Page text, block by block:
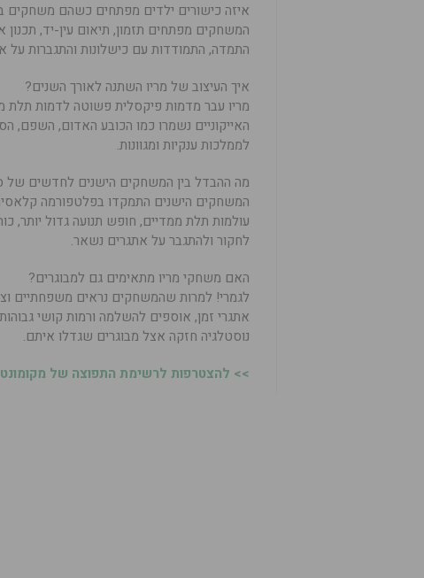
איזה כישורים ילדים מפתחים כשהם משחקים
המשחקים מפתחים תזמון, תיאום עין-יד,
התמדה, התמודדות עם כישלונות והתגברות על
איך העיצוב של מריו השתנה לאורך השנים?
מריו עבר מדמות פיקסלית פשוטה לדמות
האייקוניים נשמרו כמו הכובע האדום, השפם,
לממלכות ענקיות ומגוונות.
מה ההבדל בין המשחקים הישנים לחדשים של
המשחקים הישנים התמקדו בפלטפורמה
עולמות תלת ממדיים, חופש תנועה גדול יותר,
לחקור ולהתגבר על אתגרים נשאר.
האם משחקי מריו מתאימים גם למבוגרים?
לגמרי! למרות שהמשחקים נראים משפחתיים
אתגרי זמן, אוספים להשלמה ורמות קושי
נוסטלגיה חזקה אצל מבוגרים שגדלו איתם.
>> להצטרפות לרשימת התפוצה של